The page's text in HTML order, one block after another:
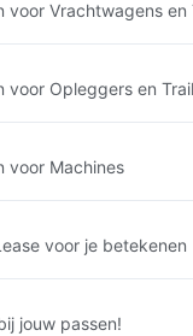
voor Vrachtwagens en
voor Opleggers en
voor Machines
voor je betekenen
jouw passen!